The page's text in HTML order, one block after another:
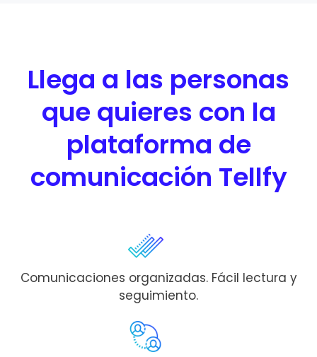
Llega a las personas
que quieres con la
plataforma de
comunicación Tellfy
Comunicaciones organizadas. Fácil lectura y
seguimiento.